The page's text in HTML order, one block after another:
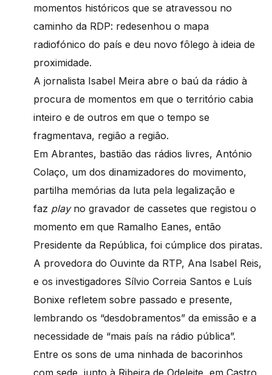
momentos históricos que se atravessou no
caminho da RDP: redesenhou o mapa
radiofónico do país e deu novo fôlego à ideia de
proximidade.
A jornalista Isabel Meira abre o baú da rádio à
procura de momentos em que o território cabia
inteiro e de outros em que o tempo se
fragmentava, região a região.
Em Abrantes, bastião das rádios livres, António
Colaço, um dos dinamizadores do movimento,
partilha memórias da luta pela legalização e
faz playno gravador de cassetes que registou o
momento em que Ramalho Eanes, então
Presidente da República, foi cúmplice dos piratas.
A provedora do Ouvinte da RTP, Ana Isabel Reis,
e os investigadores Sílvio Correia Santos e Luís
Bonixe refletem sobre passado e presente,
lembrando os “desdobramentos” da emissão e a
necessidade de “mais país na rádio pública”.
Entre os sons de uma ninhada de bacorinhos
com sede, junto à Ribeira de Odeleite, em Castro